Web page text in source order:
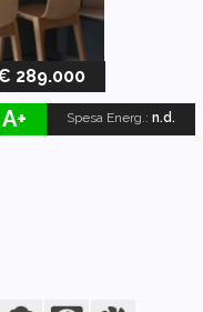
289.000
Spesa Energ.: n.d.
A+